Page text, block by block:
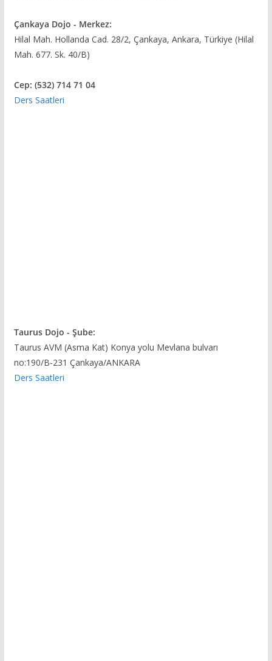
Çankaya Dojo - Merkez:
Hilal Mah. Hollanda Cad. 28/2, Çankaya, Ankara, Türkiye (Hilal
Mah. 677. Sk. 40/B)
Cep: (532) 714 71 04
Ders Saatleri
Taurus Dojo - Şube:
Taurus AVM (Asma Kat) Konya yolu Mevlana bulvarı
no:190/B-231 Çankaya/ANKARA
Ders Saatleri